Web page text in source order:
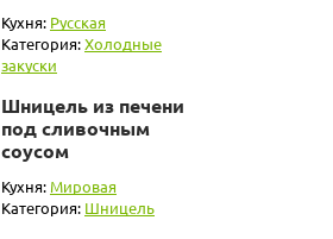
Кухня: Русская
Категория:Холодные
закуски
Шницель из печени
под сливочным
соусом
Кухня: Мировая
Категория: Шницель